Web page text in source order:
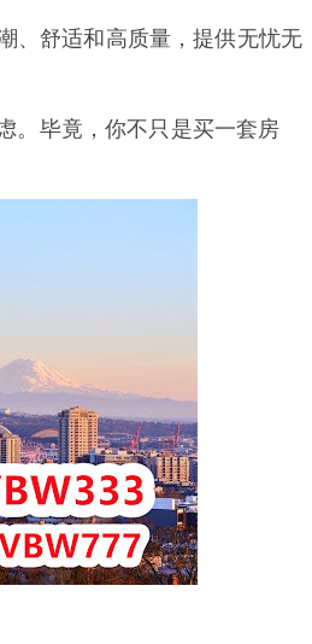
、舒适和高质量，提供无忧无
。毕竟，你不只是买一套房